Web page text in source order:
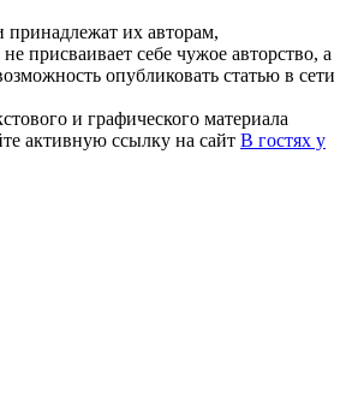
принадлежат их авторам,
присваивает себе чужое авторство, а
опубликовать статью в сети
и графического материала
активную ссылку на сайт В гостях у